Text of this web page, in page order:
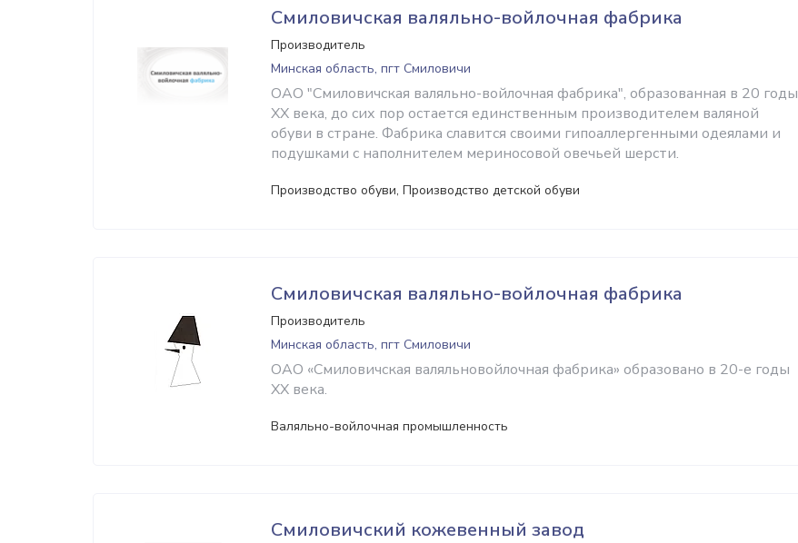
Смиловичская валяльно-войлочная фабрика
Производитель
Минская область, пгт Смиловичи
ОАО "Смиловичская валяльно-войлочная фабрика", образованная в 20 годы
XX века, до сих пор остается единственным производителем валяной
обуви в стране. Фабрика славится своими гипоаллергенными одеялами и
подушками с наполнителем мериносовой овечьей шерсти.
Производство обуви, Производство детской обуви
Смиловичская валяльно-войлочная фабрика
Производитель
Минская область, пгт Смиловичи
ОАО «Смиловичская валяльновойлочная фабрика» образовано в 20-е годы
XX века.
Валяльно-войлочная промышленность
Смиловичский кожевенный завод